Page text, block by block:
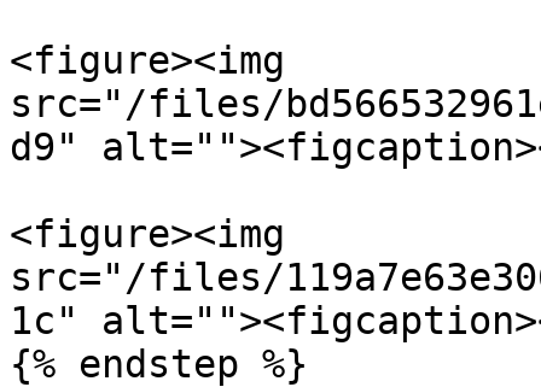
<figure><img
src="/files/
d9"
<figure><img
src="/files/
1c"
{% endstep %}